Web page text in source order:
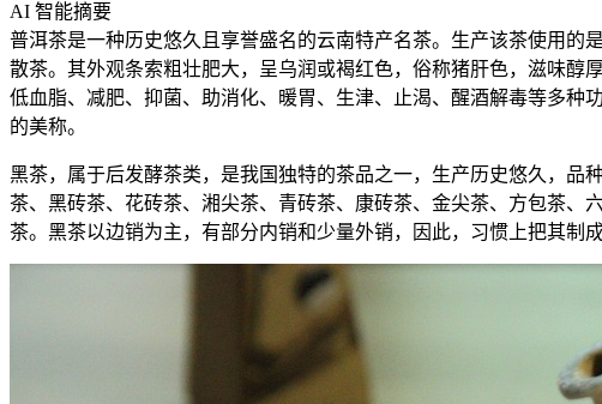
AI 智能摘要
普洱茶是一种历史悠久且享誉盛名的云南特产名茶。生产该茶使用
散茶。其外观条索粗壮肥大，呈乌润或褐红色，俗称猪肝色，滋味
低血脂、减肥、抑菌、助消化、暖胃、生津、止渴、醒酒解毒等多种
的美称。
黑茶，属于后发酵茶类，是我国独特的茶品之一，生产历史悠久，品
茶、黑砖茶、花砖茶、湘尖茶、青砖茶、康砖茶、金尖茶、方包茶
茶。黑茶以边销为主，有部分内销和少量外销，因此，习惯上把其制